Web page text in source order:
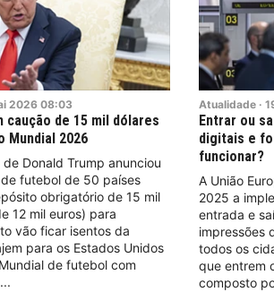
2026 08:03
caução de 15 mil dólares
Mundial 2026
Donald Trump anunciou
futebol de 50 países
obrigatório de 15 mil
12 mil euros) para
vão ficar isentos da
para os Estados Unidos
de futebol com
Atualidade ·
Entrar ou
digitais e
funcionar?
A União
2025 a
entrada e
impressões
todos os
que entrem
composto